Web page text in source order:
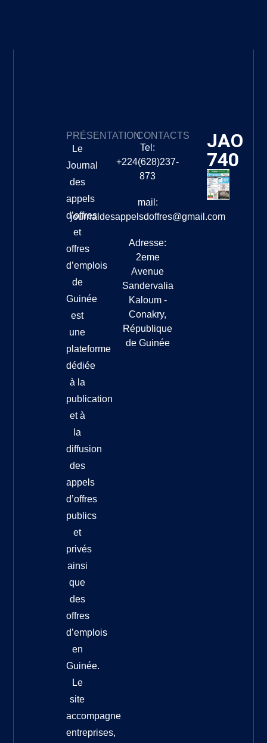
PRÉSENTATION
Le
Journal
des
appels
d’offres
et
offres
d’emplois
de
Guinée
est
une
plateforme
dédiée
à la
publication
et à
la
diffusion
des
appels
d’offres
publics
et
privés
ainsi
que
des
offres
d’emplois
en
Guinée.
Le
site
accompagne
entreprises,
CONTACTS
Tel:
+224(628)237-
873
mail:
journaldesappelsdoffres@gmail.com
Adresse:
2eme
Avenue
Sandervalia
Kaloum -
Conakry,
République
de Guinée
JAO
740